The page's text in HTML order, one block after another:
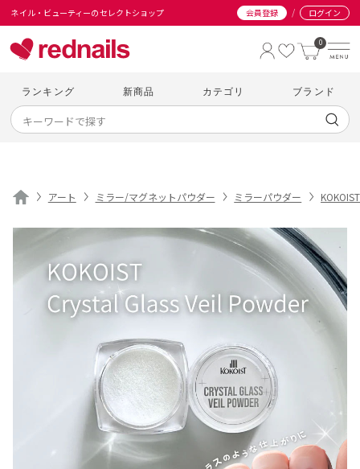
ネイル・ビューティーのセレクトショップ 会員登録 / ログイン
0
ランキング 新商品 カテゴリ ブランド
アート ミラー/マグネットパウダー ミラーパウダー KOKOIST